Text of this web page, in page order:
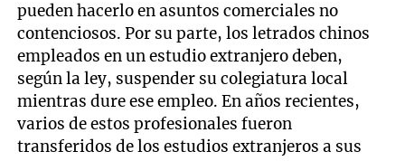
pueden hacerlo en asuntos comerciales no
contenciosos. Por su parte, los letrados chinos
empleados en un estudio extranjero deben,
según la ley, suspender su colegiatura local
mientras dure ese empleo. En años recientes,
varios de estos profesionales fueron
transferidos de los estudios extranjeros a sus